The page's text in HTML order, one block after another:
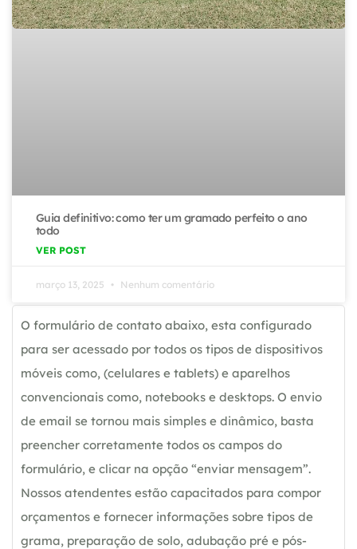
Guia definitivo: como ter um gramado perfeito o ano
todo
VER POST
março 13, 2025 Nenhum comentário
O formulário de contato abaixo, esta configurado
para ser acessado por todos os tipos de dispositivos
móveis como, (celulares e tablets) e aparelhos
convencionais como, notebooks e desktops. O envio
de email se tornou mais simples e dinâmico, basta
preencher corretamente todos os campos do
formulário, e clicar na opção “enviar mensagem”.
Nossos atendentes estão capacitados para compor
orçamentos e fornecer informações sobre tipos de
grama, preparação de solo, adubação pré e pós-